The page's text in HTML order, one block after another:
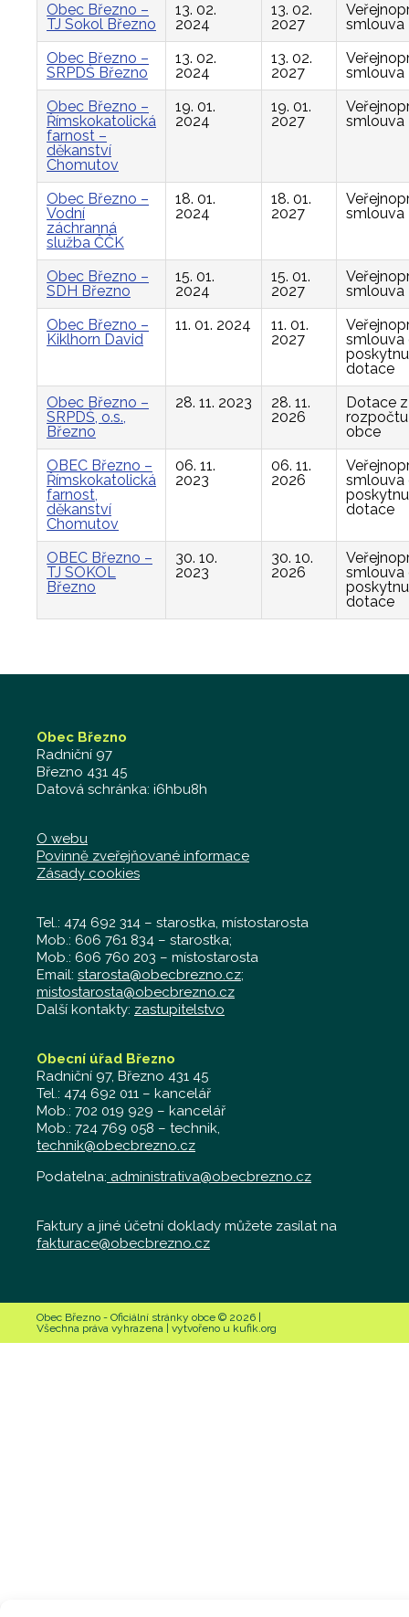
Obec Březno –
TJ Sokol Březno
13. 02.
2024
13. 02.
2027
smlouva
Obec Březno –
SRPDŠ Březno
13. 02.
2024
13. 02.
2027
smlouva
Obec Březno –
Římskokatolická
farnost –
děkanství
Chomutov
19. 01.
2024
19. 01.
2027
smlouva
Obec Březno –
Vodní
záchranná
služba ČČK
18. 01.
2024
18. 01.
2027
smlouva
Obec Březno –
SDH Březno
15. 01.
2024
15. 01.
2027
smlouva
Obec Březno –
Kiklhorn David
11. 01. 2024
11. 01.
2027
smlouva
dotace
Obec Březno –
SRPDŠ, o.s.,
Březno
28. 11. 2023
28. 11.
2026
Dotace z
rozpočtu
obce
OBEC Březno –
Římskokatolická
farnost,
děkanství
Chomutov
06. 11.
2023
06. 11.
2026
smlouva
dotace
OBEC Březno –
TJ SOKOL
Březno
30. 10.
2023
30. 10.
2026
smlouva
dotace
Obec Březno
Radniční 97
Březno 431 45
Datová schránka: i6hbu8h
O webu
Povinně zveřejňované informace
Zásady cookies
Tel.: 474 692 314 – starostka, místostarosta
Mob.: 606 761 834 – starostka;
Mob.: 606 760 203 – místostarosta
Email: starosta@obecbrezno.cz;
mistostarosta@obecbrezno.cz
Další kontakty: zastupitelstvo
Obecní úřad Březno
Radniční 97, Březno 431 45
Tel.: 474 692 011 – kancelář
Mob.: 702 019 929 – kancelář
Mob.: 724 769 058 – technik,
technik@obecbrezno.cz
Podatelna: administrativa@obecbrezno.cz
Faktury a jiné účetní doklady můžete zasílat na
fakturace@obecbrezno.cz
Obec Březno - Oficiální stránky obce © 2026 |
Všechna práva vyhrazena | vytvořeno u kufik.org